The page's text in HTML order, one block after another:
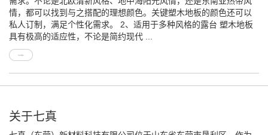
情，都可以找到与之搭配的理想颜色。关键塑木地板的颜色还可以
私人订制，满足个性化需求。 2、适用于多种风格的露台 塑木地板
具有极高的适应性，不论是简约现代 ...
关于七真